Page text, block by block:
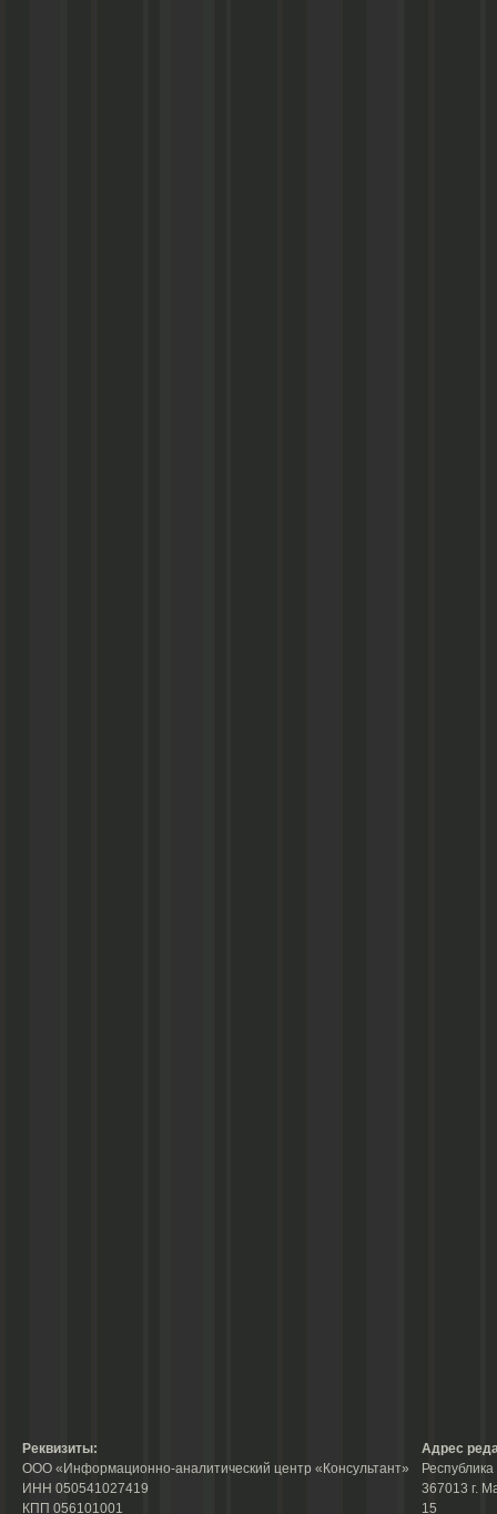
Реквизиты:
ООО «Информационно-аналитический центр «Консультант»
ИНН 050541027419
КПП 056101001
Адрес
367013 г.
15